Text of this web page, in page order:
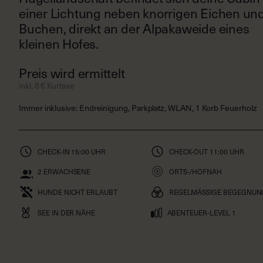
einer Lichtung neben knorrigen Eichen
Buchen, direkt an der Alpakaweide eines
kleinen Hofes.
Preis wird ermittelt
inkl. 8 € Kurtaxe
Immer inklusive: Endreinigung, Parkplatz, WLAN, 1 Korb Feuerholz
CHECK-IN 15:00 UHR CHECK-OUT 11:00 UHR
2 ERWACHSENE ORTS-/HOFNAH
HUNDE NICHT ERLAUBT REGELMÄSSIGE
SEE IN DER NÄHE ABENTEUER-LEVEL 1